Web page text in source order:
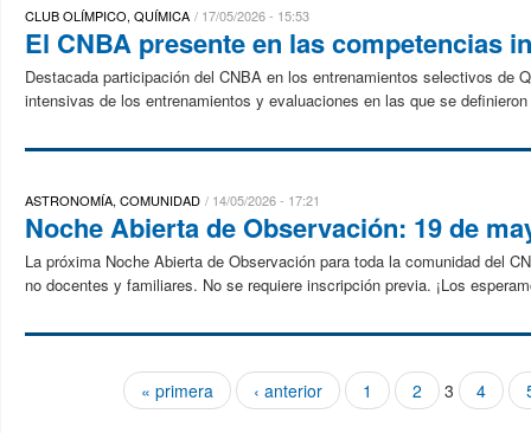
CLUB OLÍMPICO, QUÍMICA 17/05/2026 - 15:53
El CNBA presente en las competencias
Destacada participación del CNBA en los entrenamientos selectivos de
intensivas de los entrenamientos y evaluaciones en las que se
ASTRONOMÍA, COMUNIDAD 14/05/2026 - 17:21
Noche Abierta de Observación: 19 de
La próxima Noche Abierta de Observación para toda la comunidad del
no docentes y familiares. No se requiere inscripción previa. ¡Los
Páginas« primera ‹ anterior 1 2 3 4